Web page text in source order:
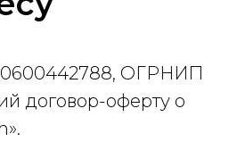
ОГРНИП
договор-оферту о